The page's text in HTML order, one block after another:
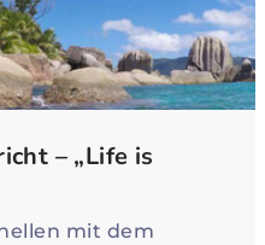
– „Life is
mit dem